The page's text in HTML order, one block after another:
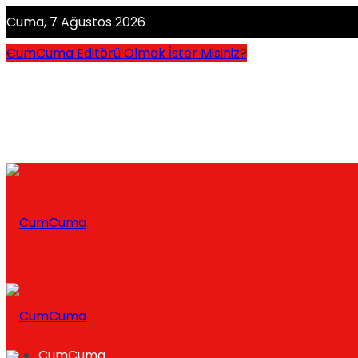
Cuma, 7 Ağustos 2026
CumCuma Editörü Olmak İster Misiniz?